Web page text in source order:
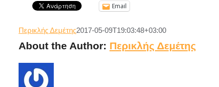
Email
Περικλής Δεμέτης2017-05-09T19:03:48+03:00
About the Author: Περικλής Δεμέτης